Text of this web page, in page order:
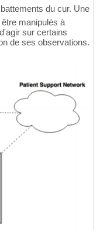
du cur. Une
manipulés à
sur certains
de ses observations.